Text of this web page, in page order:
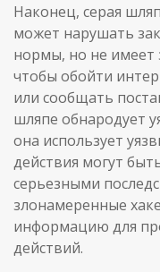
Наконец, серая
может нарушать
нормы, но не имеет
чтобы обойти
или сообщать
шляпе обнародует
она использует
действия могут
серьезными
злонамеренные
информацию для
действий.